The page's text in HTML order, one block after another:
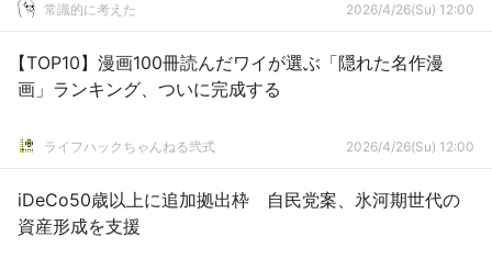
常識的に考えた 2026/4/26(Su) 12:00
【TOP10】漫画100冊読んだワイが選ぶ「隠れた名作漫
画」ランキング、ついに完成する
ライフハックちゃんねる弐式 2026/4/26(Su) 12:00
iDeCo50歳以上に追加拠出枠 自民党案、氷河期世代の
資産形成を支援